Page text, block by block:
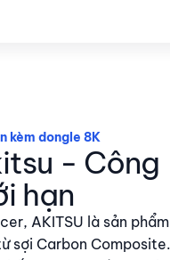
kèm dongle 8K
- Công
hạn
AKITSU là sản phẩm
sợi Carbon Composite.